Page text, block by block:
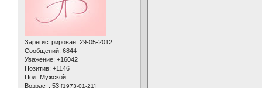
Зарегистрирован: 29-05-2012
Сообщений: 6844
Уважение: +16042
Позитив: +1146
Пол: Мужской
Возраст: 53 [1973-01-21]